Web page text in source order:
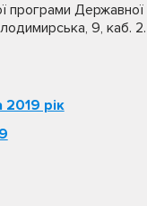
програми Державної
9, каб. 2.
2019 рік